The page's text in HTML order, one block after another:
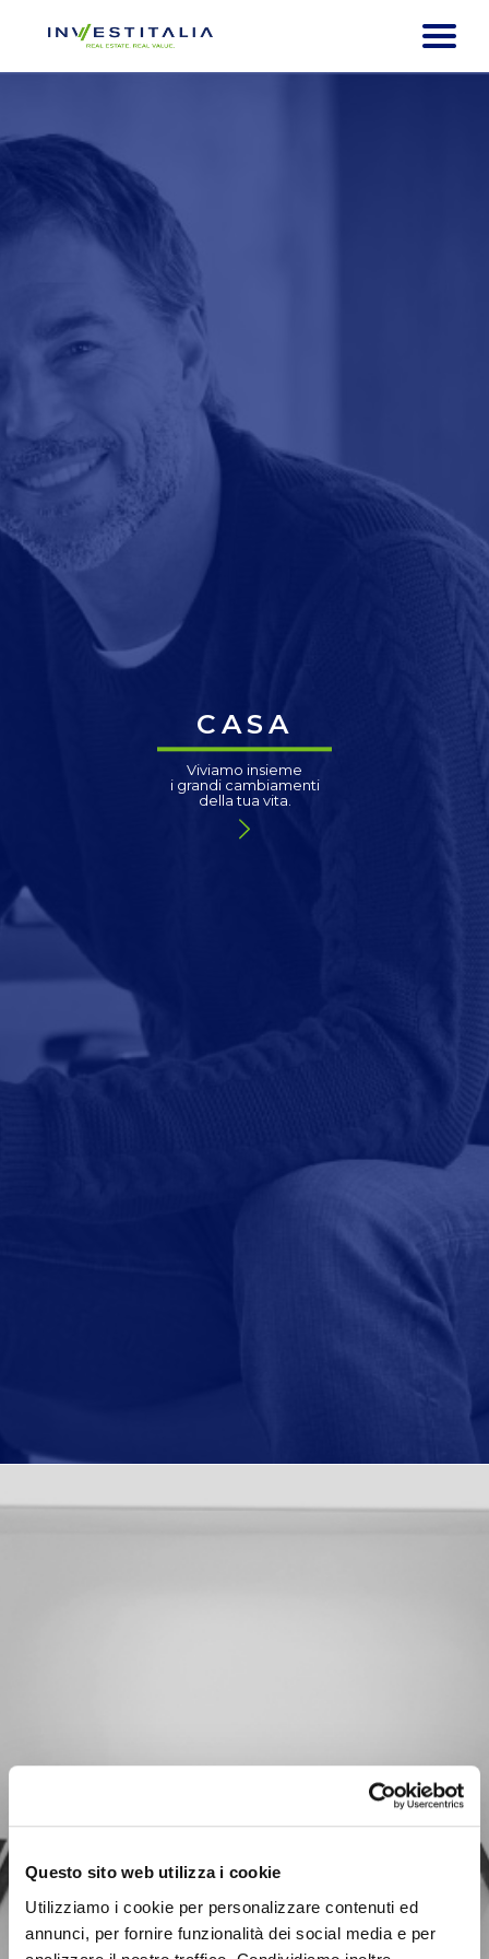
Questo sito web utilizza i cookie
Utilizziamo i cookie per personalizzare contenuti ed
annunci, per fornire funzionalità dei social media e per
CASA
Viviamo insieme
i grandi cambiamenti
della tua vita.